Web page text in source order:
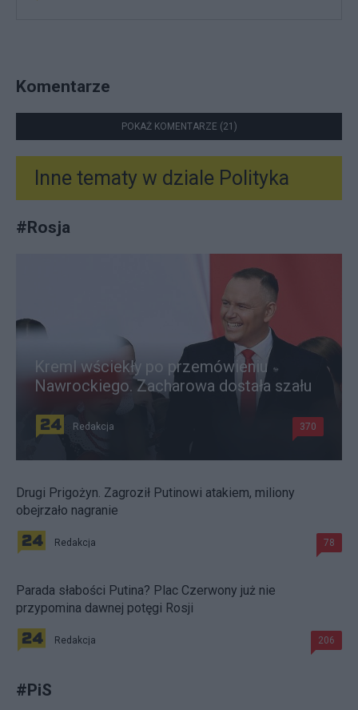
Komentarze
POKAŻ KOMENTARZE (21)
Inne tematy w dziale Polityka
#Rosja
Kreml wściekły po przemówieniu
Nawrockiego. Zacharowa dostała szału
Redakcja 370
Drugi Prigożyn. Zagroził Putinowi atakiem, miliony
obejrzało nagranie
Redakcja 78
Parada słabości Putina? Plac Czerwony już nie
przypomina dawnej potęgi Rosji
Redakcja 206
#PiS